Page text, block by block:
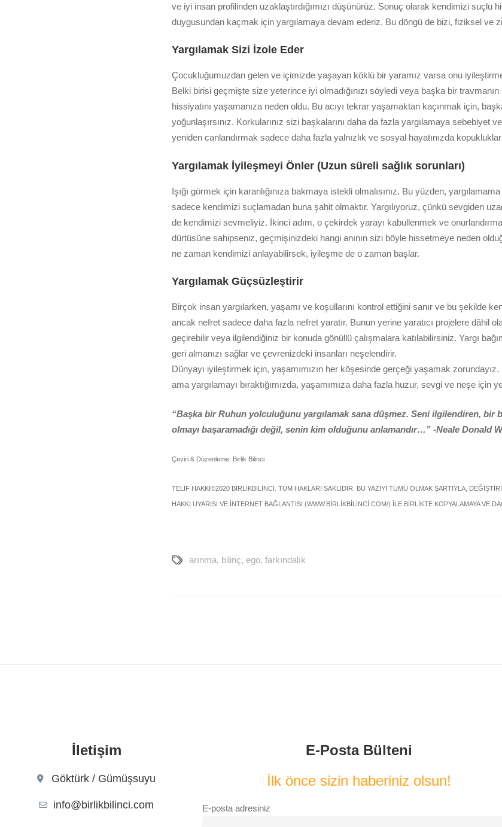
ve iyi insan profilinden uzaklaştırdığımızı düşünürüz. Sonuç olarak kendimizi suçlu
duygusundan kaçmak için yargılamaya devam ederiz. Bu döngü de bizi, fiziksel ve
Yargılamak Sizi İzole Eder
Çocukluğumuzdan gelen ve içimizde yaşayan köklü bir yaramız varsa onu
Belki birisi geçmişte size yeterince iyi olmadığınızı söyledi veya başka bir
hissiyatını yaşamanıza neden oldu. Bu acıyı tekrar yaşamaktan kaçınmak için,
yoğunlaşırsınız. Korkularınız sizi başkalarını daha da fazla yargılamaya sebebiyet
yeniden canlandırmak sadece daha fazla yalnızlık ve sosyal hayatınızda kopukluklar
Yargılamak İyileşmeyi Önler (Uzun süreli sağlık sorunları)
Işığı görmek için karanlığınıza bakmaya istekli olmalısınız. Bu yüzden, yargılamama
sadece kendimizi suçlamadan buna şahit olmaktır. Yargılıyoruz, çünkü sevgiden
de kendimizi sevmeliyiz. İkinci adım, o çekirdek yarayı kabullenmek ve
dürtüsüne sahipseniz, geçmişinizdeki hangi anının sizi böyle hissetmeye neden
ne zaman kendimizi anlayabilirsek, iyileşme de o zaman başlar.
Yargılamak Güçsüzleştirir
Birçok insan yargılarken, yaşamı ve koşullarını kontrol ettiğini sanır ve bu şekilde
ancak nefret sadece daha fazla nefret yaratır. Bunun yerine yaratıcı projelere dâhil
geçirebilir veya ilgilendiğiniz bir konuda gönüllü çalışmalara katılabilirsiniz. Yargı
geri almanızı sağlar ve çevrenizdeki insanları neşelendirir.
Dünyayı iyileştirmek için, yaşamımızın her köşesinde gerçeği yaşamak
ama yargılamayı bıraktığımızda, yaşamımıza daha fazla huzur, sevgi ve neşe için
“Başka bir Ruhun yolculuğunu yargılamak sana düşmez. Seni ilgilendiren, bir
olmayı başaramadığı değil, senin kim olduğunu anlamandır…” -Neale Donald
Çeviri & Düzenleme: Birlik Bilinci
TELİF HAKKI©2020 BİRLİKBİLİNCİ. TÜM HAKLARI SAKLIDIR. BU YAZIYI TÜMÜ OLMAK ŞARTIYLA,
HAKKI UYARISI VE İNTERNET BAĞLANTISI (WWW.BİRLİKBİLİNCİ.COM/) İLE BİRLİKTE KOPYALAMAYA VE
arınma, bilinç, ego, farkındalık
İletişim
Göktürk / Gümüşsuyu
info@birlikbilinci.com
E-Posta Bülteni
İlk önce sizin haberiniz olsun!
E-posta adresiniz